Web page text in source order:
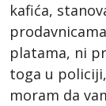
kafića,
platama, ni
toga u
moram da